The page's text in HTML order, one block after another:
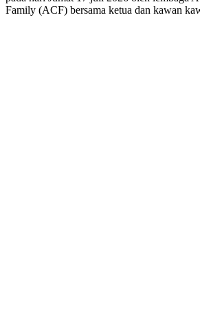
Family (ACF) bersama ketua dan kawan